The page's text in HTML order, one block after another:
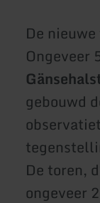
De
Ongeveer
gebouwd
De toren,
ongeveer